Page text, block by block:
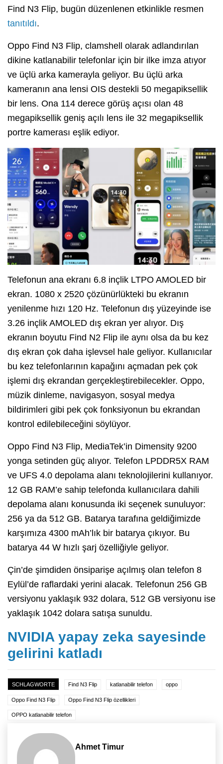
Find N3 Flip, bugün düzenlenen etkinlikle resmen
tanıtıldı.
Oppo Find N3 Flip, clamshell olarak adlandırılan
dikine katlanabilir telefonlar için bir ilke imza atıyor
ve üçlü arka kamerayla geliyor. Bu üçlü arka
kameranın ana lensi OIS destekli 50 megapiksellik
bir lens. Ona 114 derece görüş açısı olan 48
megapiksellik geniş açılı lens ile 32 megapiksellik
portre kamerası eşlik ediyor.
Telefonun ana ekranı 6.8 inçlik LTPO AMOLED bir
ekran. 1080 x 2520 çözünürlükteki bu ekranın
yenilenme hızı 120 Hz. Telefonun dış yüzeyinde ise
3.26 inçlik AMOLED dış ekran yer alıyor. Dış
ekranın boyutu Find N2 Flip ile aynı olsa da bu kez
dış ekran çok daha işlevsel hale geliyor. Kullanıcılar
bu kez telefonlarının kapağını açmadan pek çok
işlemi dış ekrandan gerçekleştirebilecekler. Oppo,
müzik dinleme, navigasyon, sosyal medya
bildirimleri gibi pek çok fonksiyonun bu ekrandan
kontrol edilebileceğini söylüyor.
Oppo Find N3 Flip, MediaTek’in Dimensity 9200
yonga setinden güç alıyor. Telefon LPDDR5X RAM
ve UFS 4.0 depolama alanı teknolojilerini kullanıyor.
12 GB RAM’e sahip telefonda kullanıcılara dahili
depolama alanı konusunda iki seçenek sunuluyor:
256 ya da 512 GB. Batarya tarafına geldiğimizde
karşımıza 4300 mAh’lık bir batarya çıkıyor. Bu
batarya 44 W hızlı şarj özelliğiyle geliyor.
Çin’de şimdiden önsiparişe açılmış olan telefon 8
Eylül’de raflardaki yerini alacak. Telefonun 256 GB
versiyonu yaklaşık 932 dolara, 512 GB versiyonu ise
yaklaşık 1042 dolara satışa sunuldu.
NVIDIA yapay zeka sayesinde
gelirini katladı
SCHLAGWORTE Find N3 Flip katlanabilir telefon oppo
Oppo Find N3 Flip Oppo Find N3 Flip özellikleri
OPPO katlanabilir telefon
Ahmet Timur